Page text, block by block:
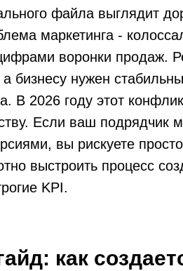
файла выглядит
маркетинга -
воронки продаж.
бизнесу нужен
В 2026 году этот
Если ваш подрядчик
вы рискуете
выстроить процесс
KPI.
как